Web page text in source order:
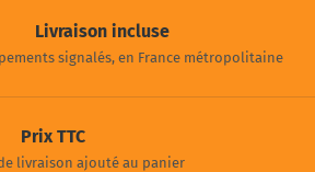
Livraison incluse
signalés, en France métropolitaine
Prix TTC
livraison ajouté au panier